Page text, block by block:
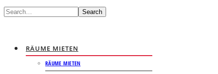
Search
RÄUME MIETEN
RÄUME MIETEN